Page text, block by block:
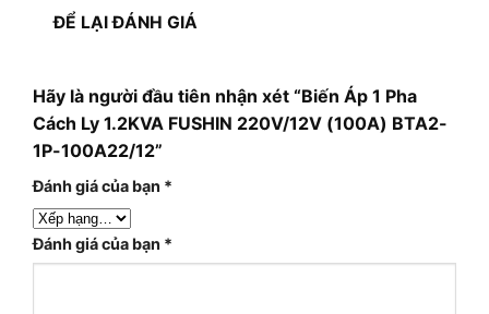
ĐỂ LẠI ĐÁNH GIÁ
Hãy là người đầu tiên nhận xét “Biến Áp 1 Pha
Cách Ly 1.2KVA FUSHIN 220V/12V (100A) BTA2-
1P-100A22/12”
Đánh giá của bạn *
Đánh giá của bạn *